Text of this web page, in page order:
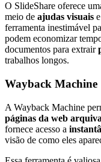
O SlideShare oferece
meio de ajudas visuais e
ferramenta inestimável
podem economizar
documentos para extrair
trabalhos longos.
Wayback Machine
A Wayback Machine
páginas da web
fornece acesso a
visão de como eles